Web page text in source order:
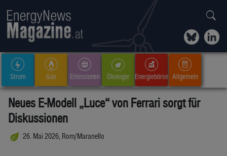
Strom Gas Emissionen Ökologie Energiebörse Allgemein
Neues E-Modell „Luce“ von Ferrari sorgt für
Diskussionen
26. Mai 2026, Rom/Maranello